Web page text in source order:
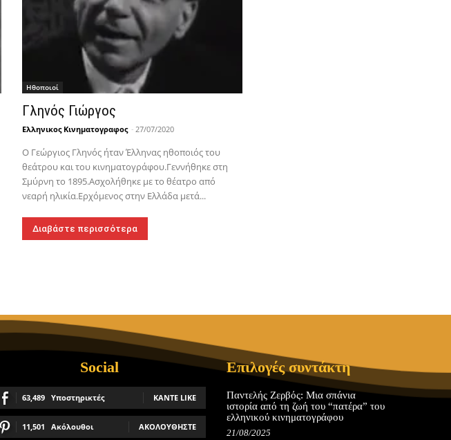
Hθοποιοί
Γληνός Γιώργος
Ελληνικος Κινηματογραφος - 27/07/2020
Ο Γεώργιος Γληνός ήταν Έλληνας ηθοποιός του
θεάτρου και του κινηματογράφου.Γεννήθηκε στη
Σμύρνη το 1895.Ασχολήθηκε με το θέατρο από
νεαρή ηλικία.Ερχόμενος στην Ελλάδα μετά...
Διαβάστε περισσότερα
Social
63,489 Υποστηρικτές ΚΆΝΤΕ LIKE
11,501 Ακόλουθοι ΑΚΟΛΟΥΘΉΣΤΕ
Επιλογές συντάκτη
Παντελής Ζερβός: Μια σπάνια
ιστορία από τη ζωή του “πατέρα” του
ελληνικού κινηματογράφου
21/08/2025